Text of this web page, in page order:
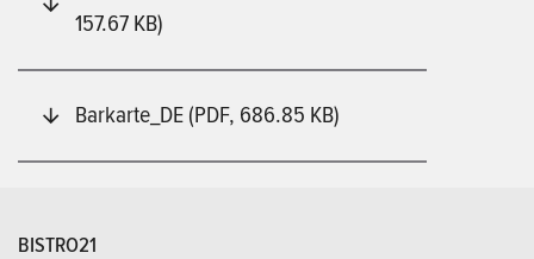
157.67 KB)
Barkarte_DE (PDF, 686.85 KB)
BISTRO21